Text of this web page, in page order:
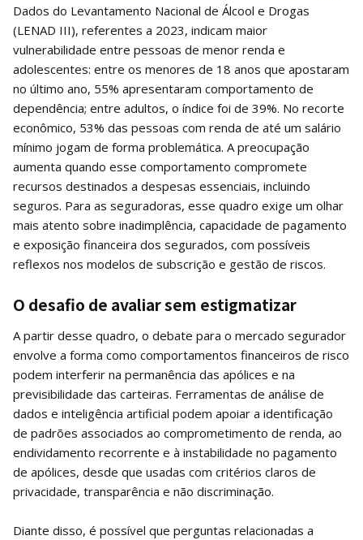
Dados do Levantamento Nacional de Álcool e Drogas
(LENAD III), referentes a 2023, indicam maior
vulnerabilidade entre pessoas de menor renda e
adolescentes: entre os menores de 18 anos que apostaram
no último ano, 55% apresentaram comportamento de
dependência; entre adultos, o índice foi de 39%. No recorte
econômico, 53% das pessoas com renda de até um salário
mínimo jogam de forma problemática. A preocupação
aumenta quando esse comportamento compromete
recursos destinados a despesas essenciais, incluindo
seguros. Para as seguradoras, esse quadro exige um olhar
mais atento sobre inadimplência, capacidade de pagamento
e exposição financeira dos segurados, com possíveis
reflexos nos modelos de subscrição e gestão de riscos.
O desafio de avaliar sem estigmatizar
A partir desse quadro, o debate para o mercado segurador
envolve a forma como comportamentos financeiros de risco
podem interferir na permanência das apólices e na
previsibilidade das carteiras. Ferramentas de análise de
dados e inteligência artificial podem apoiar a identificação
de padrões associados ao comprometimento de renda, ao
endividamento recorrente e à instabilidade no pagamento
de apólices, desde que usadas com critérios claros de
privacidade, transparência e não discriminação.
Diante disso, é possível que perguntas relacionadas a